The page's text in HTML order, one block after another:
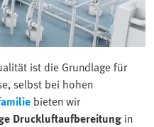
ist die Grundlage für
selbst bei hohen
bieten wir
Druckluftaufbereitung in